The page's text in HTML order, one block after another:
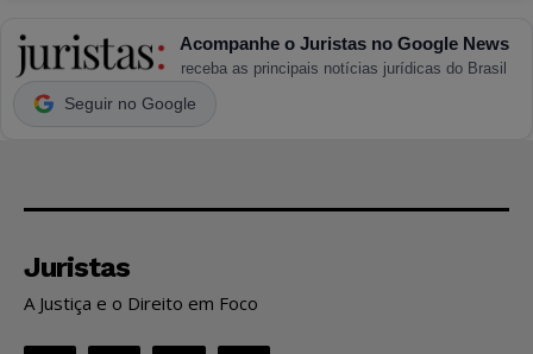
Acompanhe o Juristas no Google News
receba as principais notícias jurídicas do Brasil
Seguir no Google
Juristas
A Justiça e o Direito em Foco